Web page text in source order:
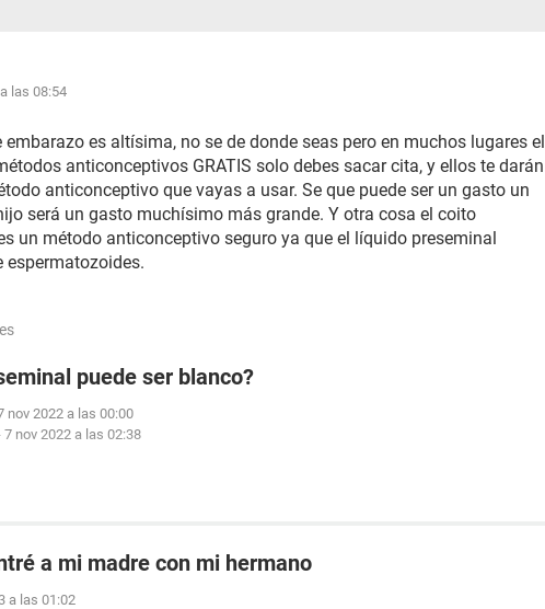
las 08:54
es altísima, no se de donde seas pero en muchos lugares el
anticonceptivos GRATIS solo debes sacar cita, y ellos te darán
anticonceptivo que vayas a usar. Se que puede ser un gasto un
será un gasto muchísimo más grande. Y otra cosa el coito
un método anticonceptivo seguro ya que el líquido preseminal
espermatozoides.
puede ser blanco?
nov 2022 a las 00:00
7 nov 2022 a las 02:38
a mi madre con mi hermano
a las 01:02